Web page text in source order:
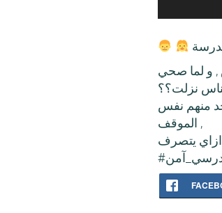
, و لما صحي
نزلت؟؟
منهم نفس
الموقف ,
يتصرف